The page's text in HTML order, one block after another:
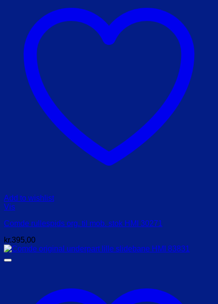
Add to wishlist
Vis
Comde rullespids org. til mob. stok HMI 30271
kr.395,00